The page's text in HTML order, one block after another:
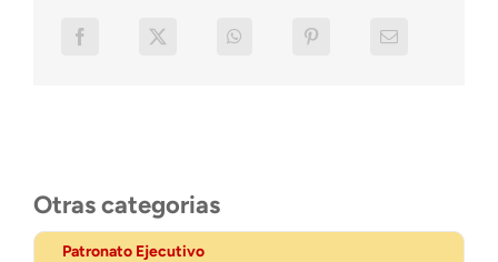
Otras categorias
Patronato Ejecutivo